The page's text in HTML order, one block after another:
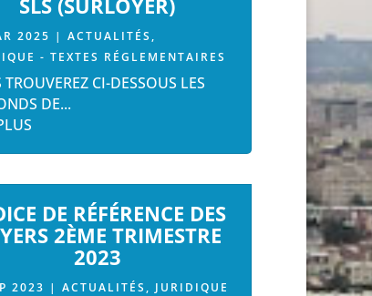
SLS (SURLOYER)
2025 | ACTUALITÉS ,
- TEXTES RÉGLEMENTAIRES
CI-DESSOUS LES
DE...
DE RÉFÉRENCE DES
2ÈME TRIMESTRE
2023
2023 | ACTUALITÉS , JURIDIQUE